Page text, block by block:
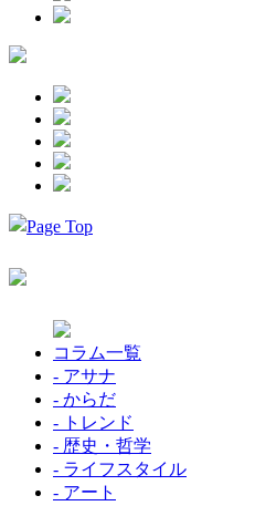
コラム一覧
- アサナ
- からだ
- トレンド
- 歴史・哲学
- ライフスタイル
- アート